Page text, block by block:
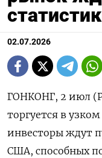
02.07.2026
ГОНКОНГ, 2 июл
торгуется в
инвесторы ждут
США, способных